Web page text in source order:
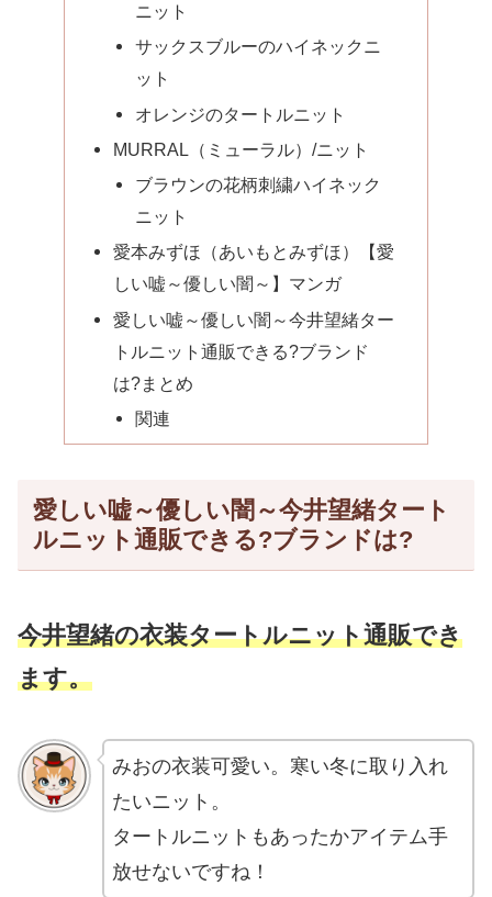
ニット
サックスブルーのハイネックニ
ット
オレンジのタートルニット
MURRAL（ミューラル）/ニット
ブラウンの花柄刺繍ハイネック
ニット
愛本みずほ（あいもとみずほ）【愛
しい嘘～優しい闇～】マンガ
愛しい嘘～優しい闇～今井望緒ター
トルニット通販できる?ブランド
は?まとめ
関連
愛しい嘘～優しい闇～今井望緒タート
ルニット通販できる?ブランドは?
今井望緒の衣装タートルニット通販でき
ます。
みおの衣装可愛い。寒い冬に取り入れ
たいニット。
タートルニットもあったかアイテム手
放せないですね！